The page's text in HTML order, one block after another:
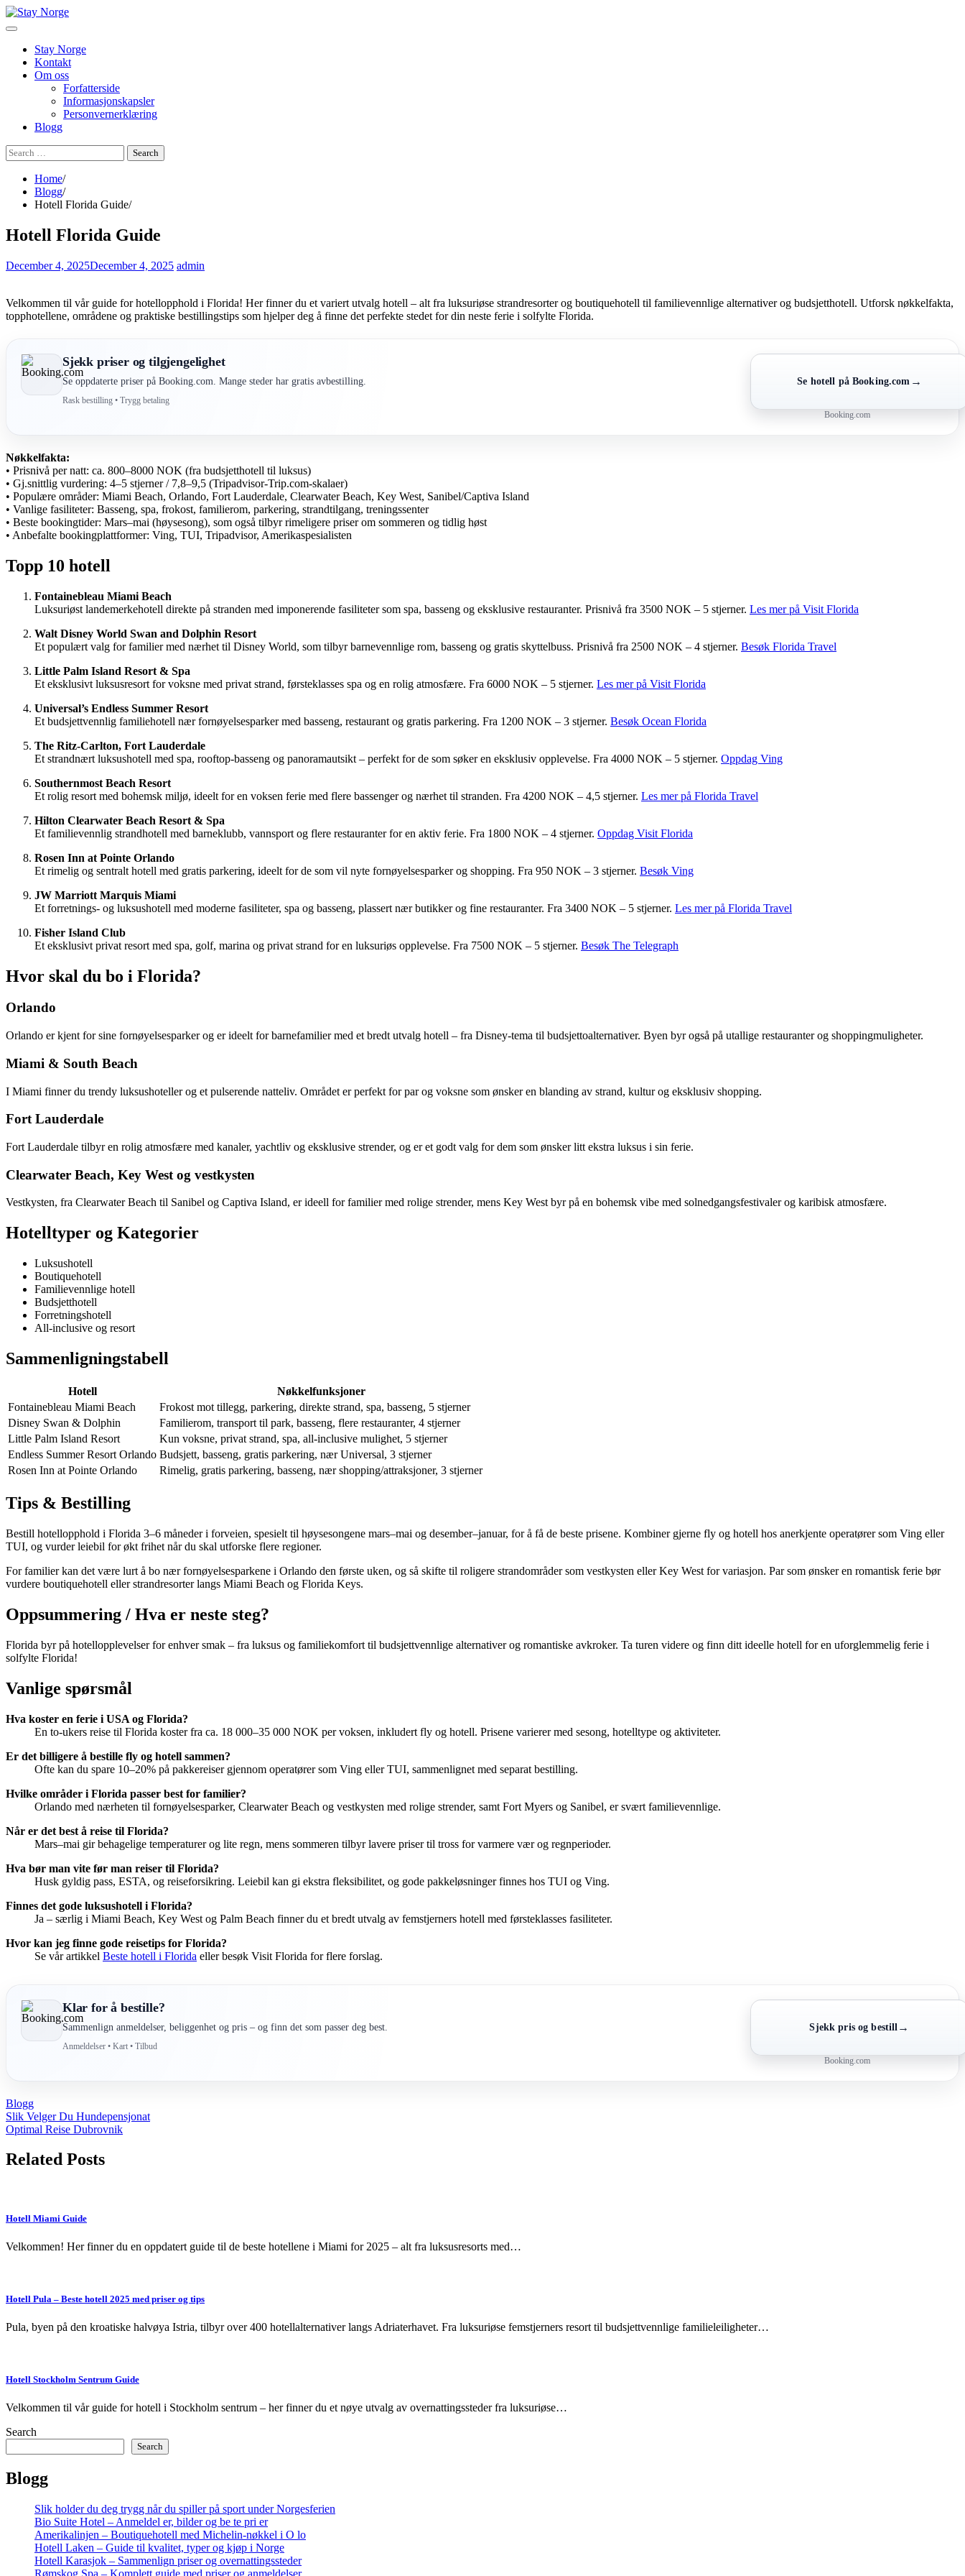
Skip
to
Stay Norge
Kontakt
Om oss
Forfatterside
Informasjonskapsler
Personvernerklæring
Blogg
Search
for:
Home
Blogg
Hotell Florida Guide
Hotell Florida Guide
December 4, 2025December 4, 2025 admin
Velkommen til vår guide for hotellopphold i Florida! Her finner du et variert utvalg hotell – alt fra luksuriøse strandresorter og boutiquehotell til familievennlige alternativer og budsjetthotell. Utforsk nøkkelfakta,
topphotellene, områdene og praktiske bestillingstips som hjelper deg å finne det perfekte stedet for din neste ferie i solfylte Florida.
Sjekk priser og tilgjengelighet
Se oppdaterte priser på Booking.com. Mange steder har gratis avbestilling.
Rask bestilling • Trygg betaling
Se hotell på Booking.com →
Booking.com
Nøkkelfakta:
• Prisnivå per natt: ca. 800–8000 NOK (fra budsjetthotell til luksus)
• Gj.snittlig vurdering: 4–5 stjerner / 7,8–9,5 (Tripadvisor-Trip.com-skalaer)
• Populære områder: Miami Beach, Orlando, Fort Lauderdale, Clearwater Beach, Key West, Sanibel/Captiva Island
• Vanlige fasiliteter: Basseng, spa, frokost, familierom, parkering, strandtilgang, treningssenter
• Beste bookingtider: Mars–mai (høysesong), som også tilbyr rimeligere priser om sommeren og tidlig høst
• Anbefalte bookingplattformer: Ving, TUI, Tripadvisor, Amerikaspesialisten
Topp 10 hotell
Fontainebleau Miami Beach
Luksuriøst landemerkehotell direkte på stranden med imponerende fasiliteter som spa, basseng og eksklusive restauranter. Prisnivå fra 3500 NOK – 5 stjerner. Les mer på Visit Florida
Walt Disney World Swan and Dolphin Resort
Et populært valg for familier med nærhet til Disney World, som tilbyr barnevennlige rom, basseng og gratis skyttelbuss. Prisnivå fra 2500 NOK – 4 stjerner. Besøk Florida Travel
Little Palm Island Resort & Spa
Et eksklusivt luksusresort for voksne med privat strand, førsteklasses spa og en rolig atmosfære. Fra 6000 NOK – 5 stjerner. Les mer på Visit Florida
Universal’s Endless Summer Resort
Et budsjettvennlig familiehotell nær fornøyelsesparker med basseng, restaurant og gratis parkering. Fra 1200 NOK – 3 stjerner. Besøk Ocean Florida
The Ritz-Carlton, Fort Lauderdale
Et strandnært luksushotell med spa, rooftop-basseng og panoramautsikt – perfekt for de som søker en eksklusiv opplevelse. Fra 4000 NOK – 5 stjerner. Oppdag Ving
Southernmost Beach Resort
Et rolig resort med bohemsk miljø, ideelt for en voksen ferie med flere bassenger og nærhet til stranden. Fra 4200 NOK – 4,5 stjerner. Les mer på Florida Travel
Hilton Clearwater Beach Resort & Spa
Et familievennlig strandhotell med barneklubb, vannsport og flere restauranter for en aktiv ferie. Fra 1800 NOK – 4 stjerner. Oppdag Visit Florida
Rosen Inn at Pointe Orlando
Et rimelig og sentralt hotell med gratis parkering, ideelt for de som vil nyte fornøyelsesparker og shopping. Fra 950 NOK – 3 stjerner. Besøk Ving
JW Marriott Marquis Miami
Et forretnings- og luksushotell med moderne fasiliteter, spa og basseng, plassert nær butikker og fine restauranter. Fra 3400 NOK – 5 stjerner. Les mer på Florida Travel
Fisher Island Club
Et eksklusivt privat resort med spa, golf, marina og privat strand for en luksuriøs opplevelse. Fra 7500 NOK – 5 stjerner. Besøk The Telegraph
Hvor skal du bo i Florida?
Orlando
Orlando er kjent for sine fornøyelsesparker og er ideelt for barnefamilier med et bredt utvalg hotell – fra Disney-tema til budsjettoalternativer. Byen byr også på utallige restauranter og shoppingmuligheter.
Miami & South Beach
I Miami finner du trendy luksushoteller og et pulserende natteliv. Området er perfekt for par og voksne som ønsker en blanding av strand, kultur og eksklusiv shopping.
Fort Lauderdale
Fort Lauderdale tilbyr en rolig atmosfære med kanaler, yachtliv og eksklusive strender, og er et godt valg for dem som ønsker litt ekstra luksus i sin ferie.
Clearwater Beach, Key West og vestkysten
Vestkysten, fra Clearwater Beach til Sanibel og Captiva Island, er ideell for familier med rolige strender, mens Key West byr på en bohemsk vibe med solnedgangsfestivaler og karibisk atmosfære.
Hotelltyper og Kategorier
Luksushotell
Boutiquehotell
Familievennlige hotell
Budsjetthotell
Forretningshotell
All-inclusive og resort
Sammenligningstabell
Hotell
Nøkkelfunksjoner
Fontainebleau Miami Beach
Frokost mot tillegg, parkering, direkte strand, spa, basseng, 5 stjerner
Disney Swan & Dolphin
Familierom, transport til park, basseng, flere restauranter, 4 stjerner
Little Palm Island Resort
Kun voksne, privat strand, spa, all-inclusive mulighet, 5 stjerner
Endless Summer Resort Orlando Budsjett, basseng, gratis parkering, nær Universal, 3 stjerner
Rosen Inn at Pointe Orlando
Rimelig, gratis parkering, basseng, nær shopping/attraksjoner, 3 stjerner
Tips & Bestilling
Bestill hotellopphold i Florida 3–6 måneder i forveien, spesielt til høysesongene mars–mai og desember–januar, for å få de beste prisene. Kombiner gjerne fly og hotell hos anerkjente operatører som Ving eller
TUI, og vurder leiebil for økt frihet når du skal utforske flere regioner.
For familier kan det være lurt å bo nær fornøyelsesparkene i Orlando den første uken, og så skifte til roligere strandområder som vestkysten eller Key West for variasjon. Par som ønsker en romantisk ferie bør
vurdere boutiquehotell eller strandresorter langs Miami Beach og Florida Keys.
Oppsummering / Hva er neste steg?
Florida byr på hotellopplevelser for enhver smak – fra luksus og familiekomfort til budsjettvennlige alternativer og romantiske avkroker. Ta turen videre og finn ditt ideelle hotell for en uforglemmelig ferie i
solfylte Florida!
Vanlige spørsmål
Hva koster en ferie i USA og Florida?
En to-ukers reise til Florida koster fra ca. 18 000–35 000 NOK per voksen, inkludert fly og hotell. Prisene varierer med sesong, hotelltype og aktiviteter.
Er det billigere å bestille fly og hotell sammen?
Ofte kan du spare 10–20% på pakkereiser gjennom operatører som Ving eller TUI, sammenlignet med separat bestilling.
Hvilke områder i Florida passer best for familier?
Orlando med nærheten til fornøyelsesparker, Clearwater Beach og vestkysten med rolige strender, samt Fort Myers og Sanibel, er svært familievennlige.
Når er det best å reise til Florida?
Mars–mai gir behagelige temperaturer og lite regn, mens sommeren tilbyr lavere priser til tross for varmere vær og regnperioder.
Hva bør man vite før man reiser til Florida?
Husk gyldig pass, ESTA, og reiseforsikring. Leiebil kan gi ekstra fleksibilitet, og gode pakkeløsninger finnes hos TUI og Ving.
Finnes det gode luksushotell i Florida?
Ja – særlig i Miami Beach, Key West og Palm Beach finner du et bredt utvalg av femstjerners hotell med førsteklasses fasiliteter.
Hvor kan jeg finne gode reisetips for Florida?
Se vår artikkel Beste hotell i Florida eller besøk Visit Florida for flere forslag.
Klar for å bestille?
Sammenlign anmeldelser, beliggenhet og pris – og finn det som passer deg best.
Anmeldelser • Kart • Tilbud
Sjekk pris og bestill →
Booking.com
Blogg
Post
navigation
Slik Velger Du Hundepensjonat
Optimal Reise Dubrovnik
Related Posts
Hotell Miami Guide
Velkommen! Her finner du en oppdatert guide til de beste hotellene i Miami for 2025 – alt fra luksusresorts med…
Hotell Pula – Beste hotell 2025 med priser og tips
Pula, byen på den kroatiske halvøya Istria, tilbyr over 400 hotellalternativer langs Adriaterhavet. Fra luksuriøse femstjerners resort til budsjettvennlige familieleiligheter…
Hotell Stockholm Sentrum Guide
Velkommen til vår guide for hotell i Stockholm sentrum – her finner du et nøye utvalg av overnattingssteder fra luksuriøse…
Search
Search
Blogg
Slik holder du deg trygg når du spiller på sport under Norgesferien
Bio Suite Hotel – Anmeldel er, bilder og be te pri er
Amerikalinjen – Boutiquehotell med Michelin-nøkkel i O lo
Hotell Laken – Guide til kvalitet, typer og kjøp i Norge
Hotell Karasjok – Sammenlign priser og overnattingssteder